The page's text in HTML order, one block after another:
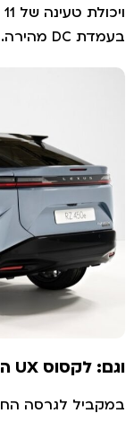
בעמדת DC מהירה.
וגם: לקסוס UX ההיברידי מתחזק